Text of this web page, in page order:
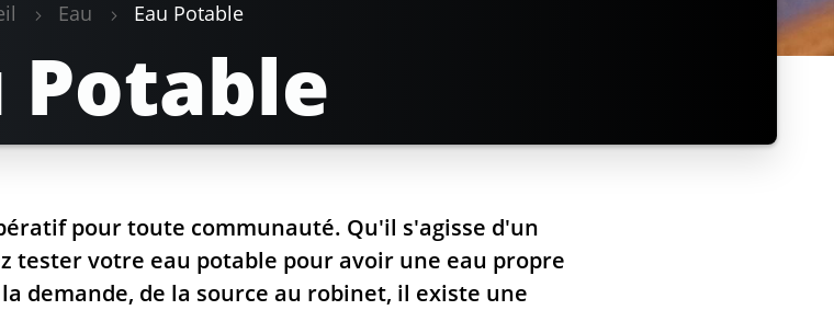
Eau Eau Potable
Potable
pour toute communauté. Qu'il s'agisse d'un
tester votre eau potable pour avoir une eau propre
demande, de la source au robinet, il existe une